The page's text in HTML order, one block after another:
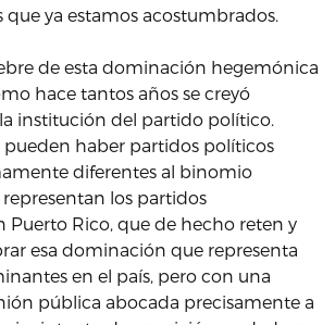
que ya estamos acostumbrados.
de esta dominación hegemónica
hace tantos años se creyó
institución del partido político.
pueden haber partidos políticos
diferentes al binomio
los partidos
Puerto Rico, que de hecho reten y
esa dominación que representa
en el país, pero con una
pública abocada precisamente a